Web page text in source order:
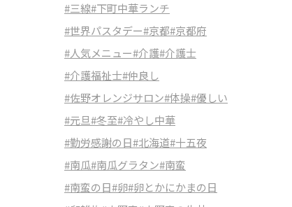
#三線#下町中華ランチ
#世界パスタデー#京都#京都府
#人気メニュー#介護#介護士
#介護福祉士#仲良し
#佐野オレンジサロン#体操#優しい
#元旦#冬至#冷やし中華
#勤労感謝の日#北海道#十五夜
#南瓜#南瓜グラタン#南蛮
#南蛮の日#卵#卵とかにかまの日